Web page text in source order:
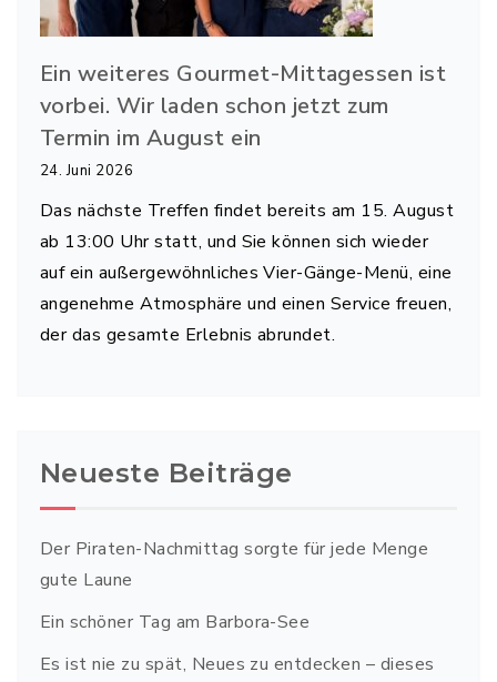
Ein weiteres Gourmet-Mittagessen ist
vorbei. Wir laden schon jetzt zum
Termin im August ein
24. Juni 2026
Das nächste Treffen findet bereits am 15. August
ab 13:00 Uhr statt, und Sie können sich wieder
auf ein außergewöhnliches Vier-Gänge-Menü, eine
angenehme Atmosphäre und einen Service freuen,
der das gesamte Erlebnis abrundet.
Neueste Beiträge
Der Piraten-Nachmittag sorgte für jede Menge
gute Laune
Ein schöner Tag am Barbora-See
Es ist nie zu spät, Neues zu entdecken – dieses